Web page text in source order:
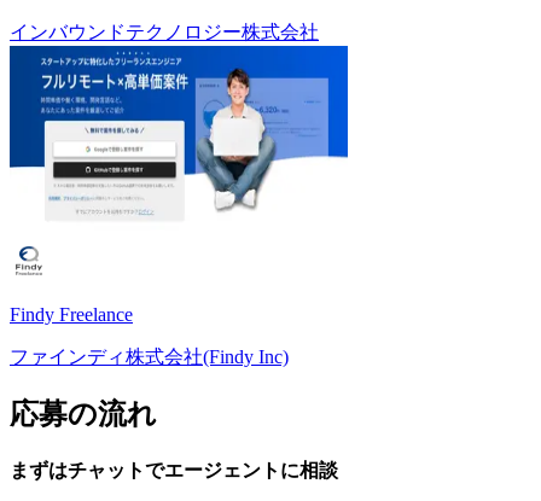
インバウンドテクノロジー株式会社
Findy Freelance
ファインディ株式会社(Findy Inc)
応募の流れ
まずはチャットでエージェント に相談